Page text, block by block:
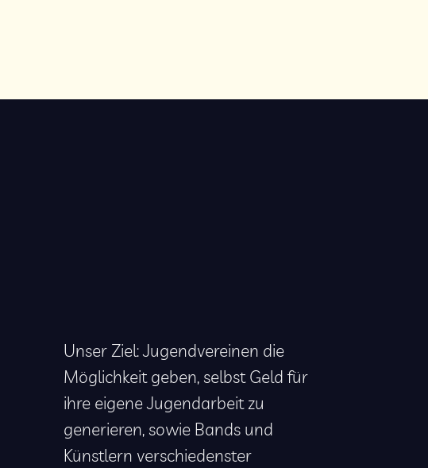
Unser Ziel: Jugendvereinen die
Möglichkeit geben, selbst Geld für
ihre eigene Jugendarbeit zu
generieren, sowie Bands und
Künstlern verschiedenster